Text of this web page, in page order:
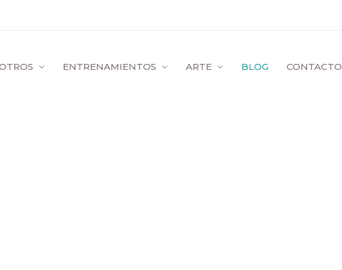
ENTRENAMIENTOS ARTE BLOG CONTACTO